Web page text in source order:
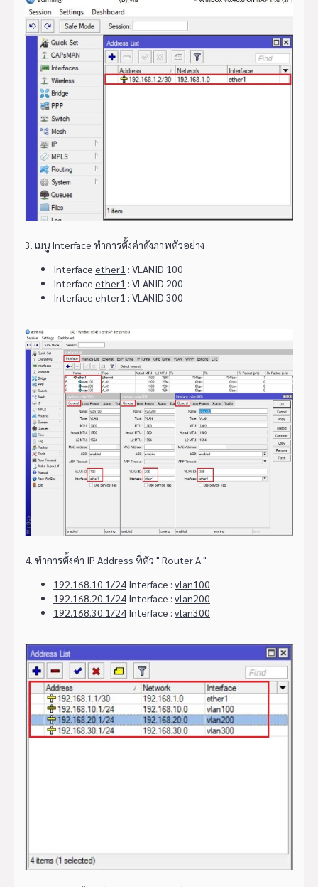
3. เมนู Interface ทำการตั้งค่าดังภาพตัวอย่าง
Interface ether1 : VLANID 100
Interface ether1 : VLANID 200
Interface ehter1 : VLANID 300
4. ทำการตั้งค่า IP Address ที่ตัว " Router A"
192.168.10.1/24 Interface : vlan100
192.168.20.1/24 Interface : vlan200
192.168.30.1/24 Interface : vlan300